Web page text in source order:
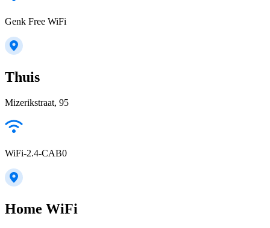
Genk Free WiFi
Thuis
Mizerikstraat, 95
WiFi-2.4-CAB0
Home WiFi